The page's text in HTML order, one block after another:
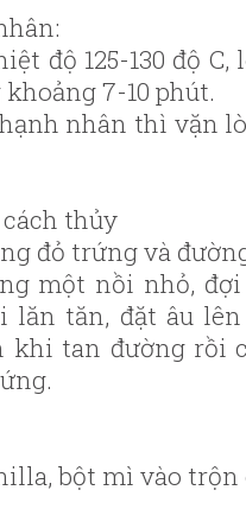
độ 125-130 độ
7-10 phút.
nhân thì vặn lò
thủy
đỏ trứng và
một nồi nhỏ,
lăn tăn, đặt âu
khi tan đường rồi
bột mì vào